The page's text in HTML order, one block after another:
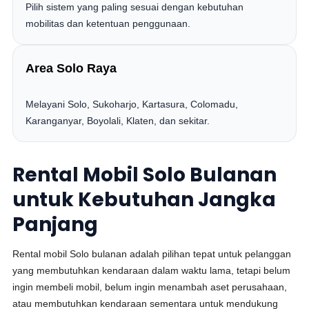
Pilih sistem yang paling sesuai dengan kebutuhan
mobilitas dan ketentuan penggunaan.
Area Solo Raya
Melayani Solo, Sukoharjo, Kartasura, Colomadu,
Karanganyar, Boyolali, Klaten, dan sekitar.
Rental Mobil Solo Bulanan
untuk Kebutuhan Jangka
Panjang
Rental mobil Solo bulanan adalah pilihan tepat untuk pelanggan
yang membutuhkan kendaraan dalam waktu lama, tetapi belum
ingin membeli mobil, belum ingin menambah aset perusahaan,
atau membutuhkan kendaraan sementara untuk mendukung